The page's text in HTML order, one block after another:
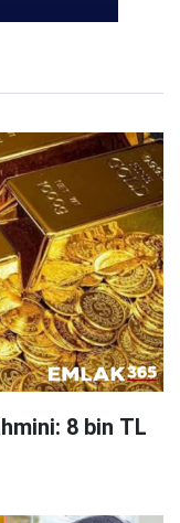
8 bin TL